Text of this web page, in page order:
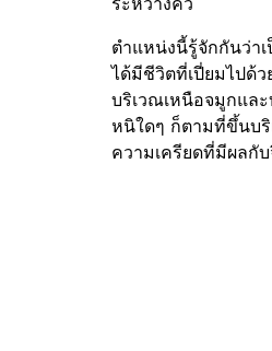
ตำแหน่งนี้รู้จักกันว่า
ได้มีชีวิตที่เปี่ยมไปด้
บริเวณเหนือจมูกแล
หนิใดๆ ก็ตามที่ขึ้นบริ
ความเครียดที่มีผลกับ